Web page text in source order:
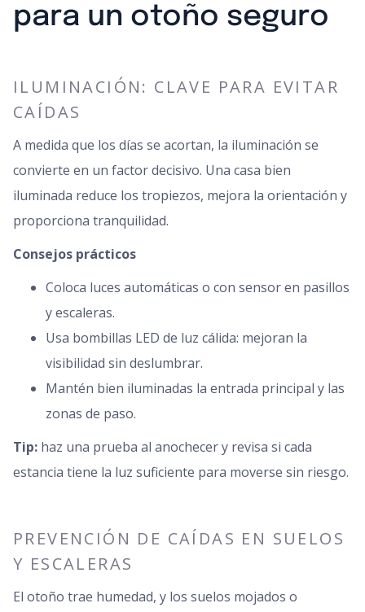
para un otoño seguro
ILUMINACIÓN: CLAVE PARA EVITAR
CAÍDAS
A medida que los días se acortan, la iluminación se
convierte en un factor decisivo. Una casa bien
iluminada reduce los tropiezos, mejora la orientación y
proporciona tranquilidad.
Consejos prácticos
Coloca luces automáticas o con sensor en pasillos
y escaleras.
Usa bombillas LED de luz cálida: mejoran la
visibilidad sin deslumbrar.
Mantén bien iluminadas la entrada principal y las
zonas de paso.
Tip: haz una prueba al anochecer y revisa si cada
estancia tiene la luz suficiente para moverse sin riesgo.
PREVENCIÓN DE CAÍDAS EN SUELOS
Y ESCALERAS
El otoño trae humedad, y los suelos mojados o